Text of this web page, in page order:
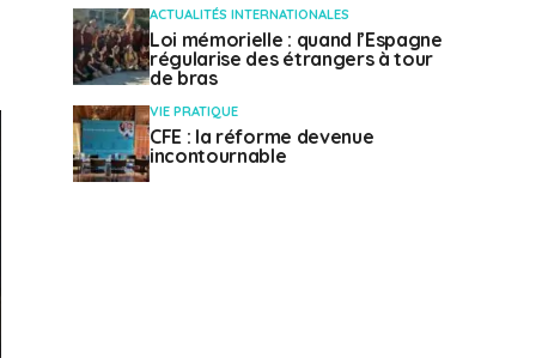
ACTUALITÉS INTERNATIONALES
Loi mémorielle : quand l’Espagne
régularise des étrangers à tour
de bras
VIE PRATIQUE
CFE : la réforme devenue
incontournable